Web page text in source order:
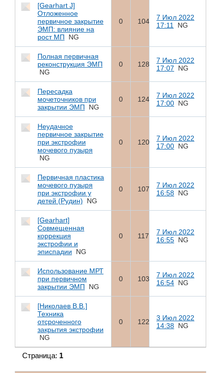
[Gearhart J]
Отложенное
первичное закрытие
ЭМП: влияние на
рост МП
NG
0 104
7 Июл 2022
17:11
NG
Полная первичная
реконструкция ЭМП
NG
0 128
7 Июл 2022
17:07
NG
Пересадка
мочеточников при
закрытии ЭМП
NG
0 124
7 Июл 2022
17:00 NG
Неудачное
первичное закрытие
при экстрофии
мочевого пузыря
NG
0 120
7 Июл 2022
17:00 NG
Первичная пластика
мочевого пузыря
при экстрофии у
детей (Рудин)
NG
0 107
7 Июл 2022
16:58 NG
[Gearhart]
Совмещенная
коррекция
экстрофии и
эписпадии
NG
0 117
7 Июл 2022
16:55 NG
Использование МРТ
при первичном
закрытии ЭМП
NG
0 103
7 Июл 2022
16:54 NG
[Николаев В.В.]
Техника
отсроченного
закрытия экстрофии
NG
0 122
3 Июл 2022
14:38 NG
Страница: 1